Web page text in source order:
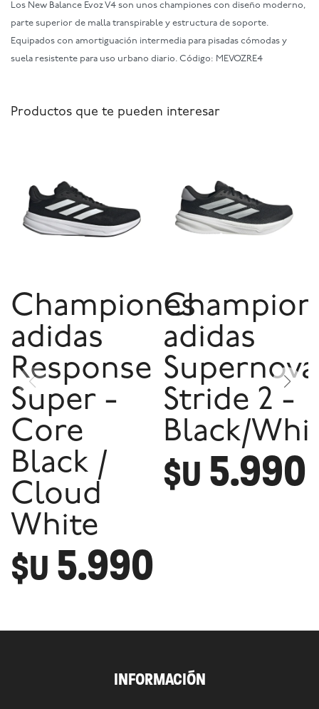
Los New Balance Evoz V4 son unos championes con diseño moderno,
parte superior de malla transpirable y estructura de soporte.
Equipados con amortiguación intermedia para pisadas cómodas y
suela resistente para uso urbano diario. Código: MEVOZRE4
Productos que te pueden interesar
Championes
adidas
Response
Super -
Core
Black /
Cloud
White
$U 5.990
adidas
Supernova
Stride 2 -
Black/
$U 5.990
INFORMACIÓN